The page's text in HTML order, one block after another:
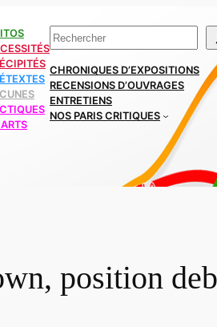
Rechercher
CHRONIQUES D’EXPOSITIONS
RECENSIONS D’OUVRAGES
ENTRETIENS
NOS PARIS CRITIQUES
position